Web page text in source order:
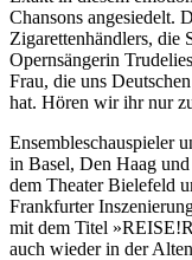
Chansons angesiedelt.
Zigarettenhändlers, die
Opernsängerin
Frau, die uns
hat. Hören wir ihr nur
Ensembleschauspieler
in Basel, Den Haag
dem Theater Bielefeld
Frankfurter
mit dem Titel
auch wieder in der